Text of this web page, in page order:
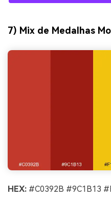
7) Mix de Medalhas
HEX: #C0392B #9C1B13